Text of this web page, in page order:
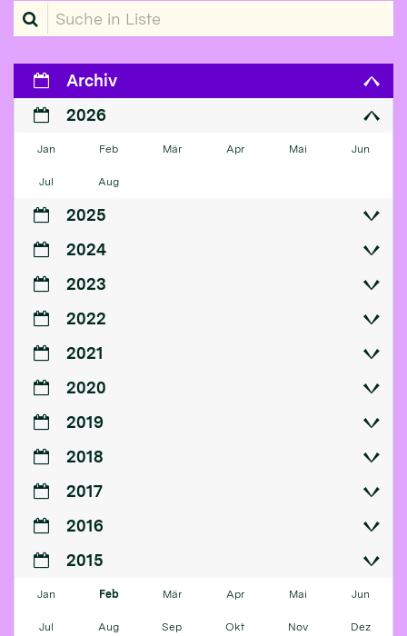
Suche in Liste
Archiv
2026
Jan Feb Mär Apr Mai Jun
Jul Aug
2025
2024
2023
2022
2021
2020
2019
2018
2017
2016
2015
Jan Feb Mär Apr Mai Jun
Jul Aug Sep Okt Nov Dez